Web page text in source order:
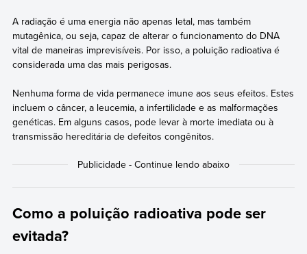
A radiação é uma energia não apenas letal, mas também
mutagênica, ou seja, capaz de alterar o funcionamento do DNA
vital de maneiras imprevisíveis. Por isso, a poluição radioativa é
considerada uma das mais perigosas.
Nenhuma forma de vida permanece imune aos seus efeitos. Estes
incluem o câncer, a leucemia, a infertilidade e as malformações
genéticas. Em alguns casos, pode levar à morte imediata ou à
transmissão hereditária de defeitos congênitos.
Como a poluição radioativa pode ser
evitada?